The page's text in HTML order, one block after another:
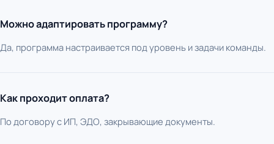
Можно адаптировать программу?
Да, программа настраивается под уровень и задачи команды.
Как проходит оплата?
По договору с ИП, ЭДО, закрывающие документы.